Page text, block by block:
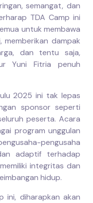
semangat, dan
TDA Camp ini
untuk membawa
memberikan dampak
dan tentu saja,
Yuni Fitria penuh
2025 ini tak lepas
sponsor seperti
peserta. Acara
program unggulan
pengusaha
adaptif terhadap
integritas dan
hidup.
ini, diharapkan akan